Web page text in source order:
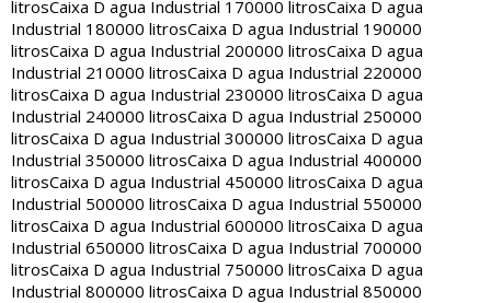
litrosCaixa D agua Industrial 170000 litrosCaixa D agua
Industrial 180000 litrosCaixa D agua Industrial 190000
litrosCaixa D agua Industrial 200000 litrosCaixa D agua
Industrial 210000 litrosCaixa D agua Industrial 220000
litrosCaixa D agua Industrial 230000 litrosCaixa D agua
Industrial 240000 litrosCaixa D agua Industrial 250000
litrosCaixa D agua Industrial 300000 litrosCaixa D agua
Industrial 350000 litrosCaixa D agua Industrial 400000
litrosCaixa D agua Industrial 450000 litrosCaixa D agua
Industrial 500000 litrosCaixa D agua Industrial 550000
litrosCaixa D agua Industrial 600000 litrosCaixa D agua
Industrial 650000 litrosCaixa D agua Industrial 700000
litrosCaixa D agua Industrial 750000 litrosCaixa D agua
Industrial 800000 litrosCaixa D agua Industrial 850000